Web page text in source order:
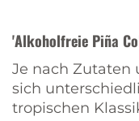
'Alkoholfreie Piña
Je nach Zutaten
sich
tropischen